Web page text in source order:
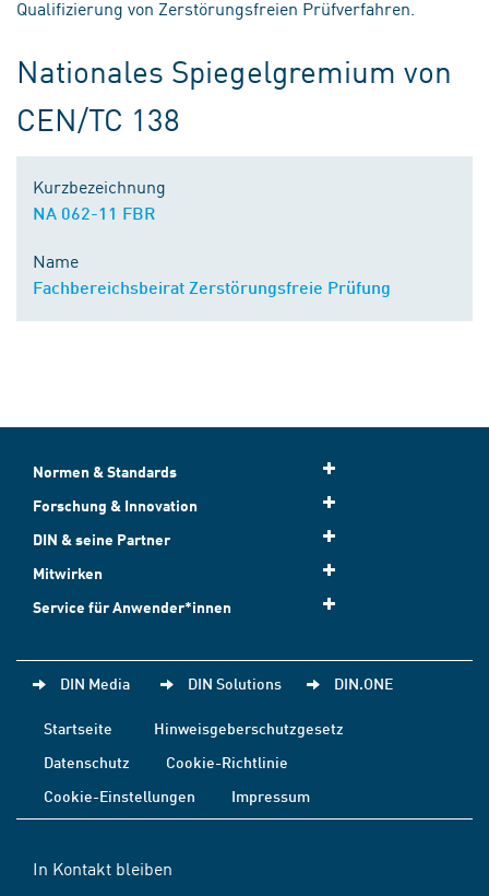
Qualifizierung von Zerstörungsfreien Prüfverfahren.
Nationales Spiegelgremium von
CEN/TC 138
Kurzbezeichnung
NA 062-11 FBR
Name
Fachbereichsbeirat Zerstörungsfreie Prüfung
Normen & Standards
Forschung & Innovation
DIN & seine Partner
Mitwirken
Service für Anwender*innen
DIN Media DIN Solutions DIN.ONE
Startseite
Hinweisgeberschutzgesetz
Datenschutz
Cookie-Richtlinie
Cookie-Einstellungen
Impressum
In Kontakt bleiben